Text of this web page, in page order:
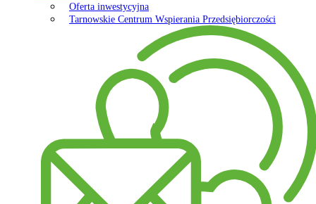
Oferta inwestycyjna
Tarnowskie Centrum Wspierania Przedsiębiorczości